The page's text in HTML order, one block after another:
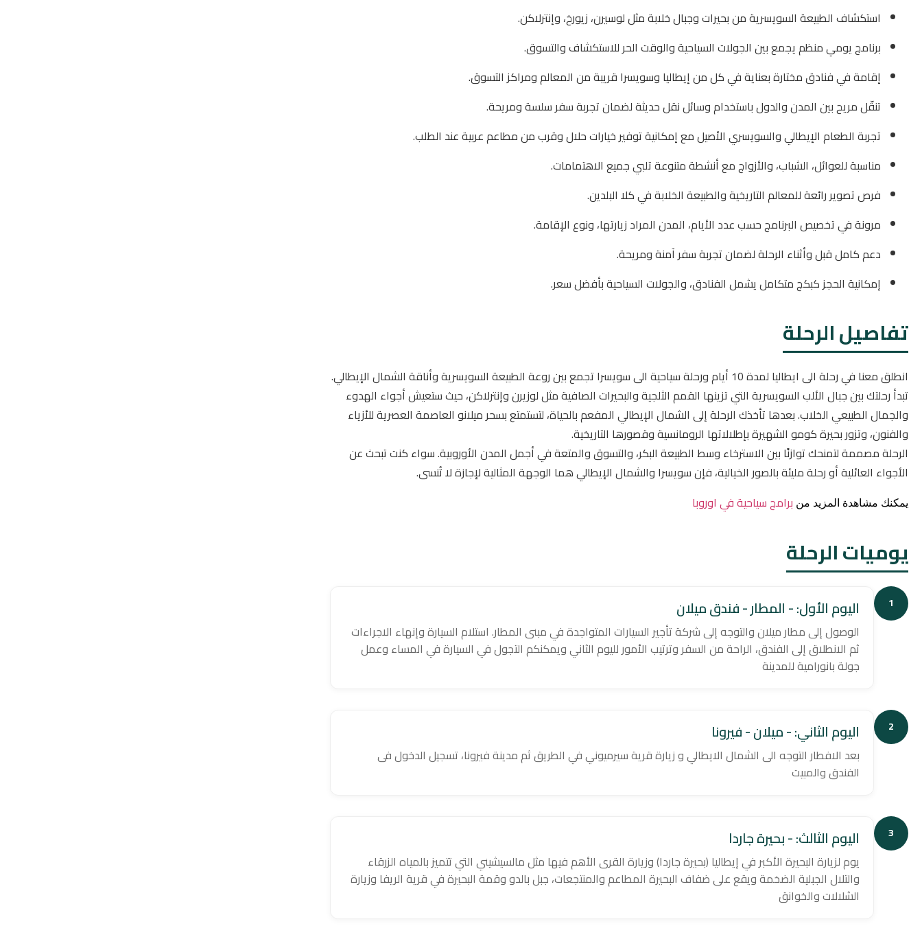
استكشاف الطبيعة السويسرية من بحيرات وجبال خلابة مثل لوسيرن، زيورخ، وإنترلاكن.
برنامج يومي منظم يجمع بين الجولات السياحية والوقت الحر للاستكشاف والتسوق.
إقامة في فنادق مختارة بعناية في كل من إيطاليا وسويسرا قريبة من المعالم ومراكز التسوق.
تنقّل مريح بين المدن والدول باستخدام وسائل نقل حديثة لضمان تجربة سفر سلسة ومريحة.
تجربة الطعام الإيطالي والسويسري الأصيل مع إمكانية توفير خيارات حلال وقرب من مطاعم عربية عند الطلب.
مناسبة للعوائل، الشباب، والأزواج مع أنشطة متنوعة تلبي جميع الاهتمامات.
فرص تصوير رائعة للمعالم التاريخية والطبيعة الخلابة في كلا البلدين.
مرونة في تخصيص البرنامج حسب عدد الأيام، المدن المراد زيارتها، ونوع الإقامة.
دعم كامل قبل وأثناء الرحلة لضمان تجربة سفر آمنة ومريحة.
إمكانية الحجز كبكج متكامل يشمل الفنادق، والجولات السياحية بأفضل سعر.
تفاصيل الرحلة
انطلق معنا في رحلة الى ايطاليا لمدة 10 أيام ورحلة سياحية الى سويسرا تجمع بين روعة الطبيعة السويسرية وأناقة الشمال الإيطالي.
تبدأ رحلتك بين جبال الألب السويسرية التي تزينها القمم الثلجية والبحيرات الصافية مثل لوزيرن وإنترلاكن، حيث ستعيش أجواء الهدوء
والجمال الطبيعي الخلاب. بعدها تأخذك الرحلة إلى الشمال الإيطالي المفعم بالحياة، لتستمتع بسحر ميلانو العاصمة العصرية للأزياء
والفنون، وتزور بحيرة كومو الشهيرة بإطلالاتها الرومانسية وقصورها التاريخية.
الرحلة مصممة لتمنحك توازنًا بين الاسترخاء وسط الطبيعة البكر، والتسوق والمتعة في أجمل المدن الأوروبية. سواء كنت تبحث عن
الأجواء العائلية أو رحلة مليئة بالصور الخيالية، فإن سويسرا والشمال الإيطالي هما الوجهة المثالية لإجازة لا تُنسى.
يمكنك مشاهدة المزيد من برامج سياحية في اوروبا
يوميات الرحلة
1 اليوم الأول: - المطار - فندق ميلان
الوصول إلى مطار ميلان والتوجه إلى شركة تأجير السيارات المتواجدة في مبنى المطار. استلام السيارة وإنهاء الاجراءات
ثم الانطلاق إلى الفندق، الراحة من السفر وترتيب الأمور لليوم الثاني ويمكنكم التجول في السيارة في المساء وعمل
جولة بانورامية للمدينة
2 اليوم الثاني: - ميلان - فيرونا
بعد الافطار التوجه الى الشمال الايطالي و زيارة قرية سيرميوني في الطريق ثم مدينة فيرونا، تسجيل الدخول فى
الفندق والمبيت
3 اليوم الثالث: - بحيرة جاردا
يوم لزيارة البحيرة الأكبر في إيطاليا (بحيرة جاردا) وزيارة القرى الأهم فيها مثل مالسيشيني التي تتميز بالمياه الزرقاء
والتلال الجبلية الضخمة ويقع على ضفاف البحيرة المطاعم والمنتجعات، جبل بالدو وقمة البحيرة في قرية الريفا وزيارة
الشلالات والخوانق